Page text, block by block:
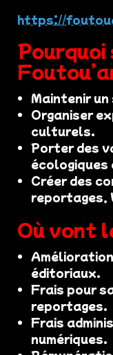
https://
Maintenir
Organiser
culturels.
Porter des
Créer des
reportages,
Où vont
éditoriaux.
Frais pour
reportages.
Frais
numériques.